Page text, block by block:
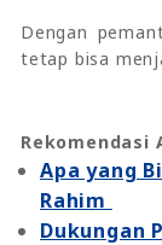
Dengan
tetap bisa
Rekomendasi
Apa yang
Rahim
Dukungan